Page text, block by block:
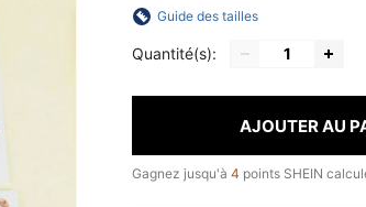
Guide des tailles
Quantité(s):
AJOUTER AU
Gagnez jusqu'à 4 points SHEIN